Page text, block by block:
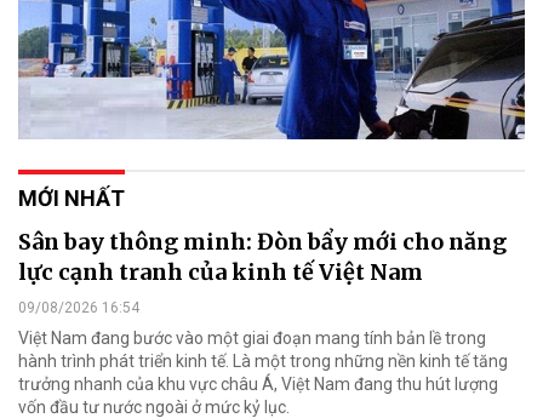
MỚI NHẤT
Sân bay thông minh: Đòn bẩy mới cho năng
lực cạnh tranh của kinh tế Việt Nam
09/08/2026 16:54
Việt Nam đang bước vào một giai đoạn mang tính bản lề trong
hành trình phát triển kinh tế. Là một trong những nền kinh tế tăng
trưởng nhanh của khu vực châu Á, Việt Nam đang thu hút lượng
vốn đầu tư nước ngoài ở mức kỷ lục.